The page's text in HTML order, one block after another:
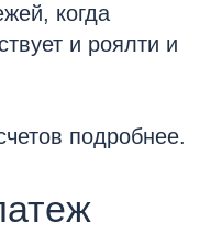
когда
и роялти и
подробнее.